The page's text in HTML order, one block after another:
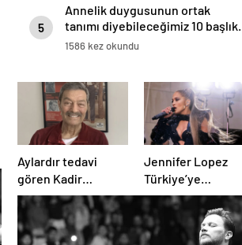
5
Annelik duygusunun ortak
tanımı diyebileceğimiz 10 başlık.
1586 kez okundu
Aylardır tedavi
gören Kadir
İnanır’ın son hali
ortaya çıktı
Jennifer Lopez
Türkiye’ye
gelmeden konser
biletlerine zam
geldi